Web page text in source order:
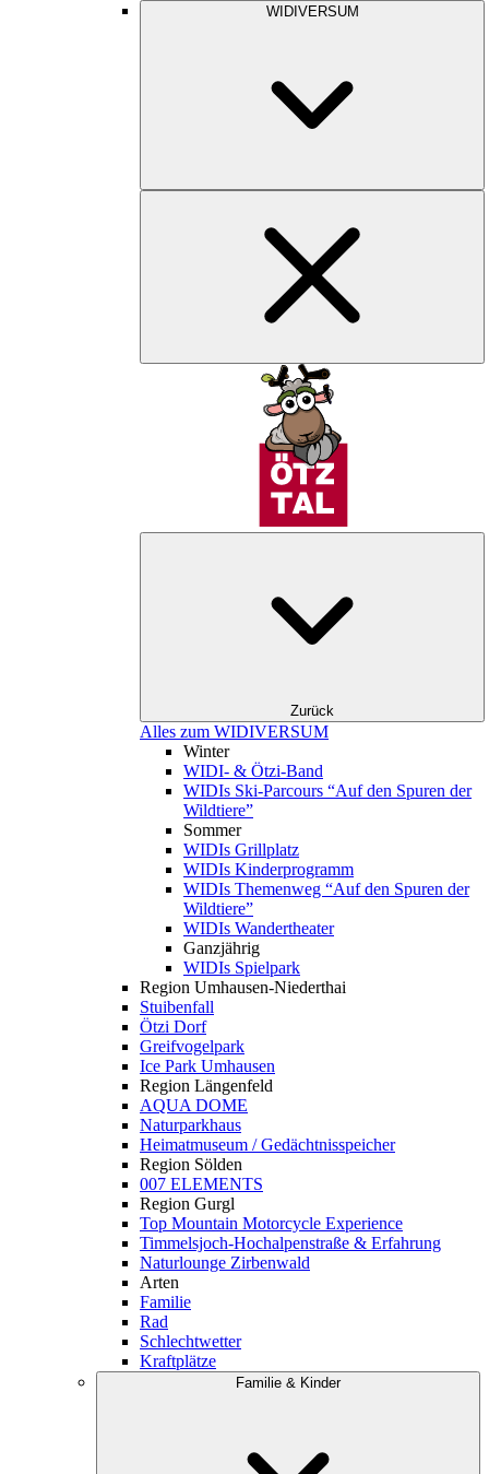
WIDIVERSUM
Zurück
Alles zum WIDIVERSUM
Winter
WIDI- & Ötzi-Band
WIDIs Ski-Parcours “Auf den Spuren der
Wildtiere”
Sommer
WIDIs Grillplatz
WIDIs Kinderprogramm
WIDIs Themenweg “Auf den Spuren der
Wildtiere”
WIDIs Wandertheater
Ganzjährig
WIDIs Spielpark
Region Umhausen-Niederthai
Stuibenfall
Ötzi Dorf
Greifvogelpark
Ice Park Umhausen
Region Längenfeld
AQUA DOME
Naturparkhaus
Heimatmuseum / Gedächtnisspeicher
Region Sölden
007 ELEMENTS
Region Gurgl
Top Mountain Motorcycle Experience
Timmelsjoch-Hochalpenstraße & Erfahrung
Naturlounge Zirbenwald
Arten
Familie
Rad
Schlechtwetter
Kraftplätze
Familie & Kinder